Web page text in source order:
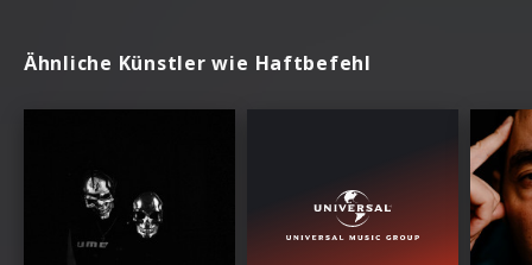
Ähnliche Künstler wie Haftbefehl